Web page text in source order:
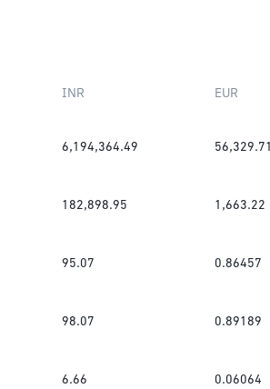
INR EUR
6,194,364.49 56,329.71
182,898.95 1,663.22
95.07 0.86457
98.07 0.89189
6.66 0.06064